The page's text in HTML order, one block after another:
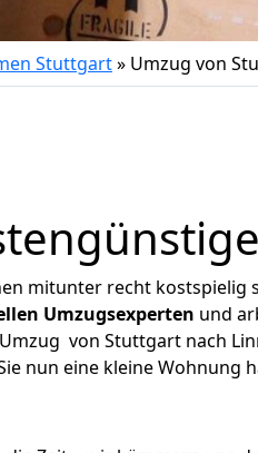
Stuttgart» Umzug von
mitunter recht kostspielig
Umzugsexperten und
von Stuttgart nach
nun eine kleine Wohnung